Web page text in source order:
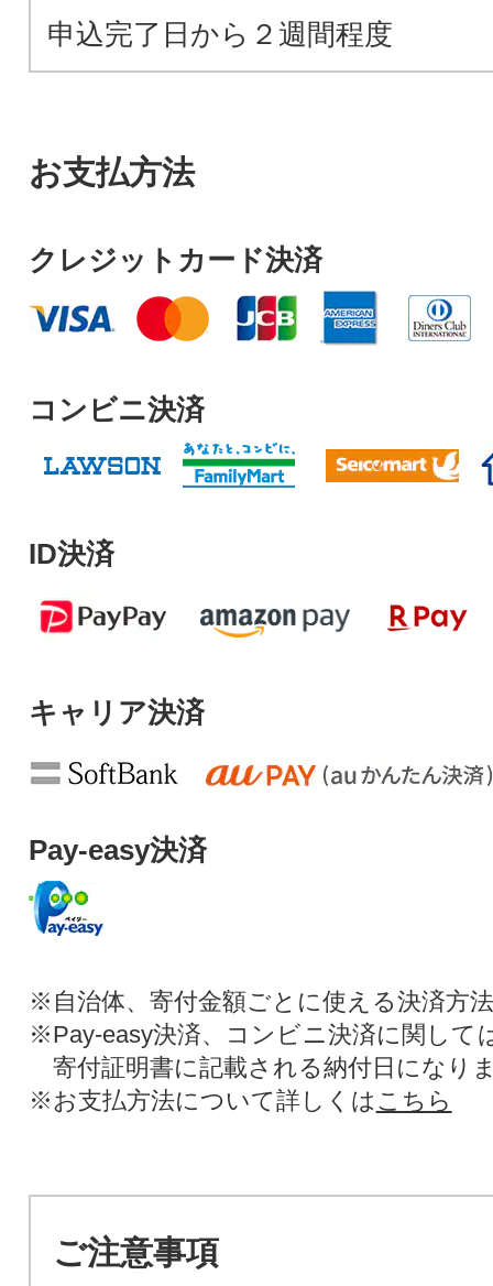
申込完了日から２週間程度
お支払方法
クレジットカード決済
コンビニ決済
ID決済
キャリア決済
Pay-easy決済
※自治体、寄付金額ごとに使える決済方
※Pay-easy決済、コンビニ決済に関して
寄付証明書に記載される納付日になり
※お支払方法について詳しくは こちら
ご注意事項